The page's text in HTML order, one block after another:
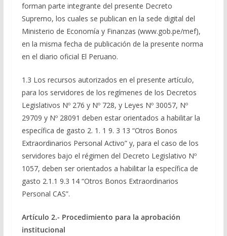
forman parte integrante del presente Decreto
Supremo, los cuales se publican en la sede digital del
Ministerio de Economía y Finanzas (www.gob.pe/mef),
en la misma fecha de publicación de la presente norma
en el diario oficial El Peruano.
1.3 Los recursos autorizados en el presente artículo,
para los servidores de los regímenes de los Decretos
Legislativos Nº 276 y Nº 728, y Leyes Nº 30057, Nº
29709 y Nº 28091 deben estar orientados a habilitar la
específica de gasto 2. 1. 1 9. 3 13 “Otros Bonos
Extraordinarios Personal Activo” y, para el caso de los
servidores bajo el régimen del Decreto Legislativo Nº
1057, deben ser orientados a habilitar la específica de
gasto 2.1.1 9.3 14 “Otros Bonos Extraordinarios
Personal CAS”.
Artículo 2.- Procedimiento para la aprobación
institucional